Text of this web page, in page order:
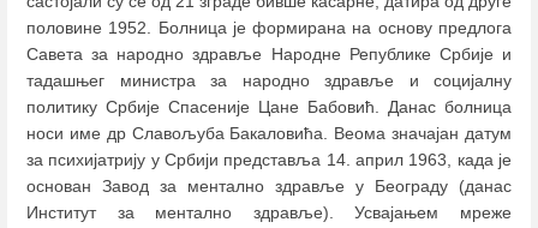
половине 1952. Болница је формирана на основу предлога
Савета за народно здравље Народне Републике Србије и
тадашњег министра за народно здравље и социјалну
политику Србије Спасеније Цане Бабовић. Данас болница
носи име др Славољуба Бакаловића. Веома значајан датум
за психијатрију у Србији представља 14. април 1963, када је
основан Завод за ментално здравље у Београду (данас
Институт за ментално здравље). Усвајањем мреже